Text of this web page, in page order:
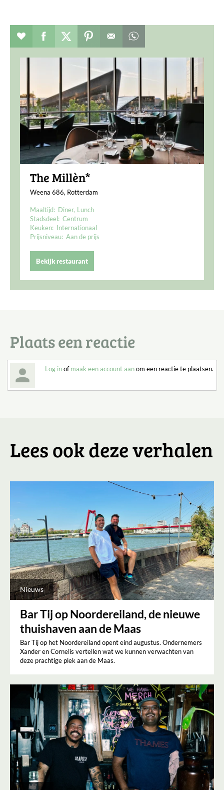
Verhaal toevoegen aan favorieten
Deel dit op facebook
Deel dit op twitter
Deel dit op pinterest
The Millèn*
Weena 686, Rotterdam
Maaltijd: Diner Lunch
Stadsdeel: Centrum
Keuken: Internationaal
Prijsniveau: Aan de prijs
Bekijk restaurant
Plaats een reactie
Log inofmaak een account aanom een reactie te plaatsen.
Lees ook deze verhalen
Nieuws
Bar Tij op Noordereiland, de nieuwe
thuishaven aan de Maas
Bar Tij op het Noordereiland opent eind augustus. Ondernemers
Xander en Cornelis vertellen wat we kunnen verwachten van
deze prachtige plek aan de Maas.